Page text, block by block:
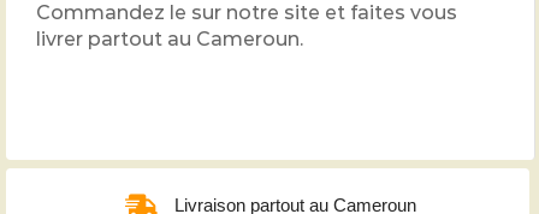
Commandez le sur notre site et faites vous
livrer partout au Cameroun.
Livraison partout au Cameroun